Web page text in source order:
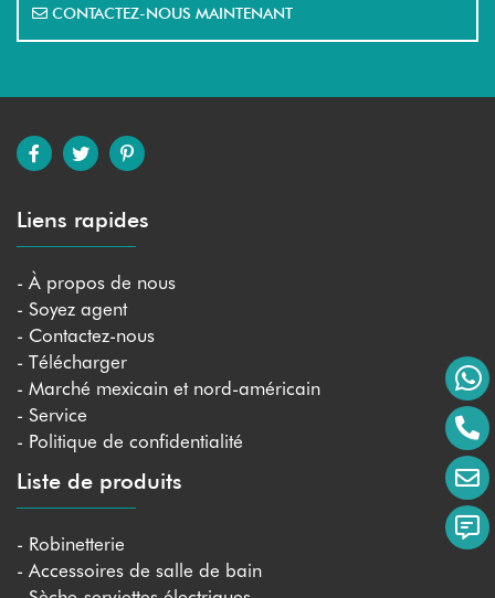
CONTACTEZ-NOUS MAINTENANT
Liens rapides
- À propos de nous
- Soyez agent
- Contactez-nous
- Télécharger
- Marché mexicain et nord-américain
- Service
- Politique de confidentialité
Liste de produits
- Robinetterie
- Accessoires de salle de bain